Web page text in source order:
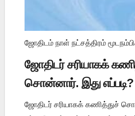
ஜோதிடம் நாள் நட்சத்திரம்
ஜோதிடர் சரியாகக்
சொன்னார். இது எப்படி?
ஜோதிடர் சரியாகக் கணித்துச்